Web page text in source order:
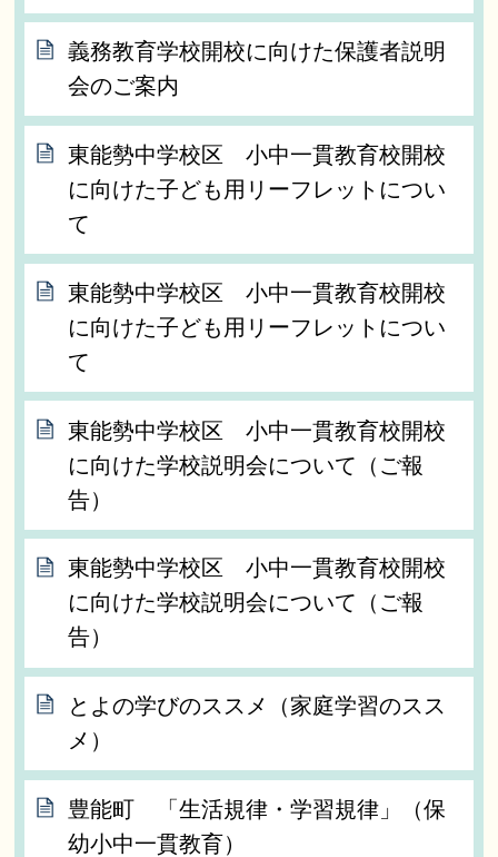
義務教育学校開校に向けた保護者説明
会のご案内
東能勢中学校区 小中一貫教育校開校
に向けた子ども用リーフレットについ
て
東能勢中学校区 小中一貫教育校開校
に向けた子ども用リーフレットについ
て
東能勢中学校区 小中一貫教育校開校
に向けた学校説明会について（ご報
告）
東能勢中学校区 小中一貫教育校開校
に向けた学校説明会について（ご報
告）
とよの学びのススメ（家庭学習のスス
メ）
豊能町 「生活規律・学習規律」（保
幼小中一貫教育）